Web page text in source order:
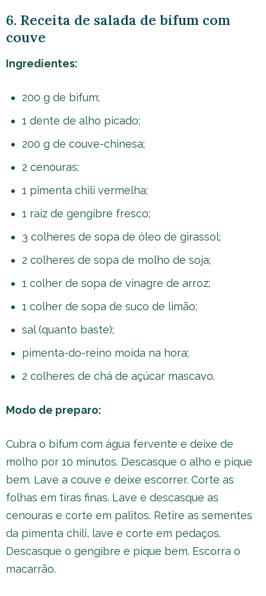
6. Receita de salada de bifum com
couve
Ingredientes:
200 g de bifum;
1 dente de alho picado;
200 g de couve-chinesa;
2 cenouras;
1 pimenta chili vermelha;
1 raiz de gengibre fresco;
3 colheres de sopa de óleo de girassol;
2 colheres de sopa de molho de soja;
1 colher de sopa de vinagre de arroz;
1 colher de sopa de suco de limão;
sal (quanto baste);
pimenta-do-reino moída na hora;
2 colheres de chá de açúcar mascavo.
Modo de preparo:
Cubra o bifum com água fervente e deixe de
molho por 10 minutos. Descasque o alho e pique
bem. Lave a couve e deixe escorrer. Corte as
folhas em tiras finas. Lave e descasque as
cenouras e corte em palitos. Retire as sementes
da pimenta chili, lave e corte em pedaços.
Descasque o gengibre e pique bem. Escorra o
macarrão.